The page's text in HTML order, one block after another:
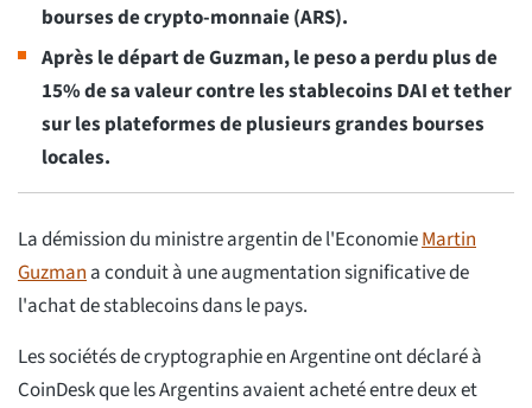
bourses de crypto-monnaie (ARS).
Après le départ de Guzman, le peso a perdu plus de
15% de sa valeur contre les stablecoins DAI et tether
sur les plateformes de plusieurs grandes bourses
locales.
La démission du ministre argentin de l'EconomieMartin
Guzmana conduit à une augmentation significative de
l'achat de stablecoins dans le pays.
Les sociétés de cryptographie en Argentine ont déclaré à
CoinDesk que les Argentins avaient acheté entre deux et